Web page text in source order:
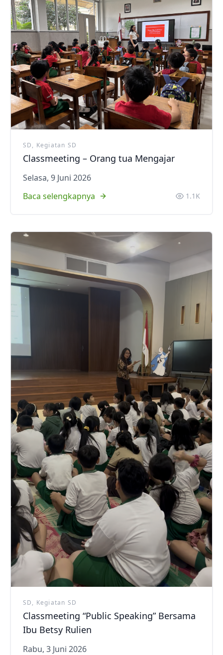
SD, Kegiatan SD
Classmeeting – Orang tua Mengajar
Selasa, 9 Juni 2026
Baca selengkapnya
1.1K
SD, Kegiatan SD
Classmeeting “Public Speaking” Bersama
Ibu Betsy Rulien
Rabu, 3 Juni 2026